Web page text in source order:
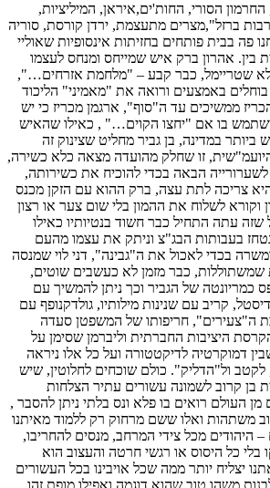
הסורי, החות'ים,איראן, המיליציות,
ברזל",מצרים מתעצמת, ירדן קורסת, סוריה
פה בבית פותחים בחזיתות אינסופיות שאוליי
בין. אהרון ברק איש שמייחס ומנחס לעצמו
שטריימל, כבר קבע – "מלחמת אזרחים…",
באמצעים ורואה את "מאמיני" הליכוד
ממשיכים עד ה"סוף", ארגמן מכריז כי יש
בו אם "יחצו הקוים…" , כאילו שהאיש
במדינה, בן גביר מחליט שצינוק זה
זו שחלק מהועדה מצאה כלא כשירה,
הבאה בכדי להוכיח את כשירותה,
צריכה לתת עצה, ברק ההוא עם הזקן מכנס
לשלוח את ההמון בלי שום צער או רצון
עתה התחיל כבר חשוד בנטיותיו כאילו
בעבותות הבג"צ וניתק את עצמו מהעם
בכדי לאכול את ה"גבינה", דני לוי שמנסה
כבר מזמן לא כעשבים שוטים,
כמריונטה של הגביר וכך ניתן להמשיך עם
קריב עם שנינות מילותיו, גולדקנופף עם
ה"צעירים", חריפותו של המשפטן סעדה
היציבות החברתית וליברמן שסימן על
דמוקרטיה לדיקטטורה ועל כל אלו ניראה
ול"הדליק". כולם שוכחים לחלוטין, שיש
בן קרוב לשמונה עשורים עתיר הצלחות
מן העולם רואים בו פלא ונס בלתי ניתן להסבר ,
משתהות ואלו ששם מרחוק רק ללמוד מאיתנו
– היהודים מכל צידי המרחב, מנסים להחריבו,
בלי כל היסוס או רגשי חרטה והעצוב הוא
יצליח יותר ממה שכל אויבינו בכל העשורים
משהו טוב שהוא דוגמה ואפילו מופת זהו